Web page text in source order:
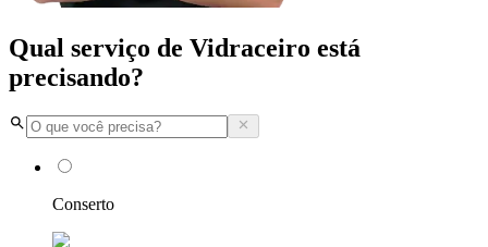
Qual serviço de Vidraceiro está
precisando?
Conserto